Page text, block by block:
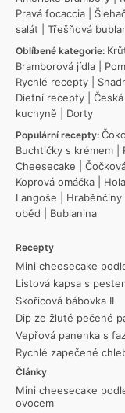
Pravá focaccia
salát
Třešňová
Oblíbené kategorie:
Bramborová jídla
Rychlé recepty
Dietní recepty
kuchyně
Dorty
Populární recepty:
Buchtičky s krémem
Cheesecake
Koprová omáčka
Langoše
Hraběnčiny
oběd
Bublanina
Recepty
Mini cheesecake
Listová kapsa s
Skořicová bábovka II
Dip ze žluté pečené
Vepřová panenka s
Rychlé zapečené
Články
Mini cheesecake
ovocem